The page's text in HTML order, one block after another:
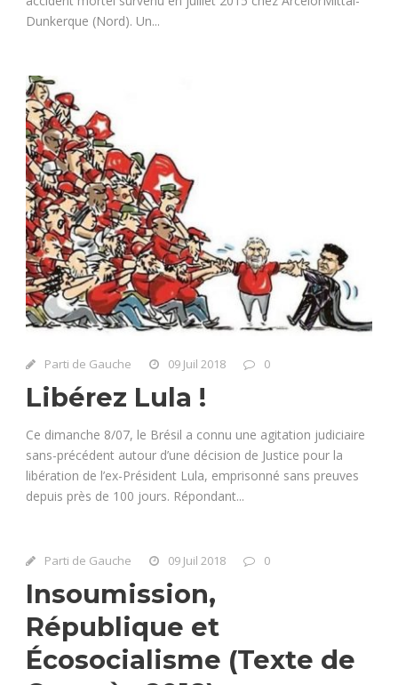
Dunkerque (Nord). Un...
Parti de Gauche 09 Juil 2018 0
Libérez Lula !
Ce dimanche 8/07, le Brésil a connu une agitation judiciaire
sans-précédent autour d’une décision de Justice pour la
libération de l’ex-Président Lula, emprisonné sans preuves
depuis près de 100 jours. Répondant...
Parti de Gauche 09 Juil 2018 0
Insoumission,
République et
Écosocialisme (Texte de